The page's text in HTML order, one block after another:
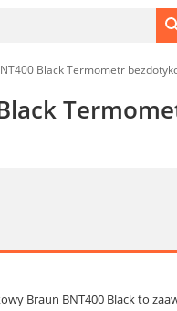
Black Termometr
Braun BNT400 Black to